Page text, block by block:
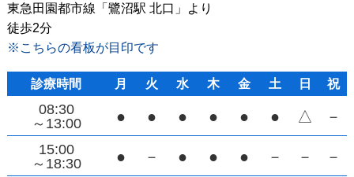
東急田園都市線「鷺沼駅 北口」より
徒歩2分
※こちらの看板が目印です
診療時間 月 火 水 木 金 土 日 祝
08:30
～13:00
● ● ● ● ● ● △ －
15:00
～18:30
● － ● ● ● － － －